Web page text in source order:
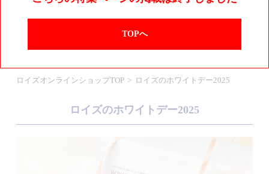
TOPへ
ロイズオンラインショップTOP ロイズのホワイトデー2025
ロイズのホワイトデー2025